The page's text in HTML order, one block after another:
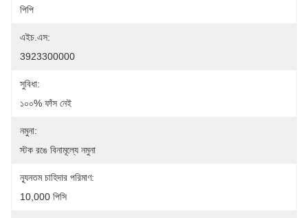
পিপি
এইচ.এস:
3923300000
সুবিধা:
১০০% ফাঁস নেই
নমুনা:
স্টক রঙে বিনামূল্যে নমুনা
ন্যূনতম চাহিদার পরিমাণ:
10,000 পিসি